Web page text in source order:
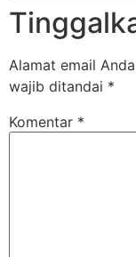
Alamat email
wajib ditandai *
Komentar *